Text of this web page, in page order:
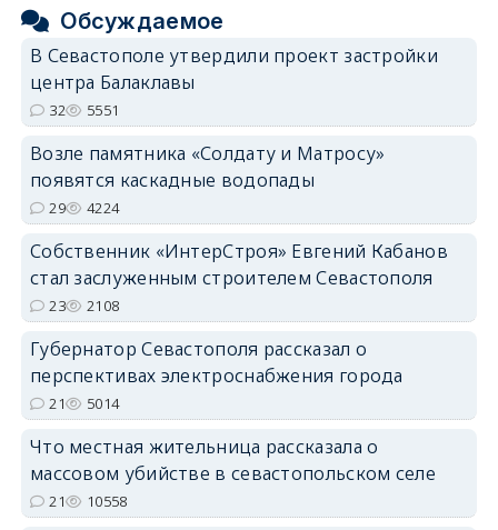
Обсуждаемое
В Севастополе утвердили проект застройки
центра Балаклавы
32 5551
Возле памятника «Солдату и Матросу»
появятся каскадные водопады
29 4224
Собственник «ИнтерСтроя» Евгений Кабанов
стал заслуженным строителем Севастополя
23 2108
Губернатор Севастополя рассказал о
перспективах электроснабжения города
21 5014
Что местная жительница рассказала о
массовом убийстве в севастопольском селе
21 10558